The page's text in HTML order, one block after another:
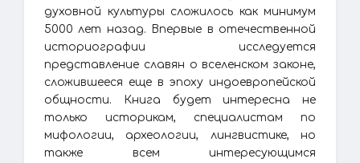
духовной культуры сложилось как минимум
5000 лет назад. Впервые в отечественной
историографии исследуется
представление славян о вселенском законе,
сложившееся еще в эпоху индоевропейской
общности. Книга будет интересна не
только историкам, специалистам по
мифологии, археологии, лингвистике, но
также всем интересующимся